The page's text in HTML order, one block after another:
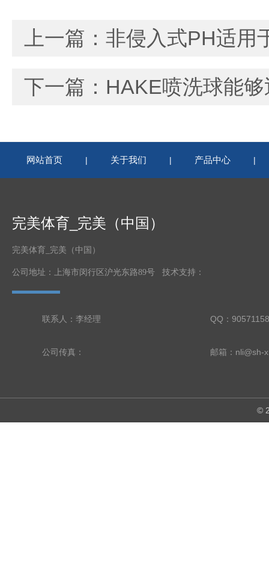
上一篇： 非侵入式PH适用
下一篇： HAKE喷洗球能
网站首页 | 关于我们 | 产品中心 |
完美体育_完美（中国）
完美体育_完美（中国）
公司地址：上海市闵行区沪光东路89号 技术支持：
联系人：李经理 QQ：
公司传真： 邮箱：nli@sh-
©